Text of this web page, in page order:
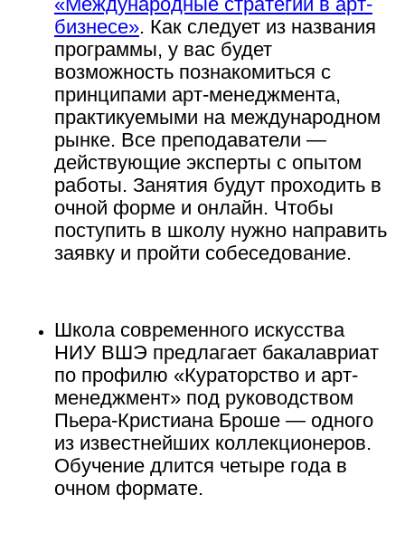
бизнесе». Как следует из названия
программы, у вас будет
возможность познакомиться с
принципами арт-менеджмента,
практикуемыми на международном
рынке. Все преподаватели —
действующие эксперты с опытом
работы. Занятия будут проходить в
очной форме и онлайн. Чтобы
поступить в школу нужно направить
заявку и пройти собеседование.
Школа современного искусства
НИУ ВШЭ предлагает бакалавриат
по профилю «Кураторство и арт-
менеджмент» под руководством
Пьера-Кристиана Броше — одного
из известнейших коллекционеров.
Обучение длится четыре года в
очном формате.